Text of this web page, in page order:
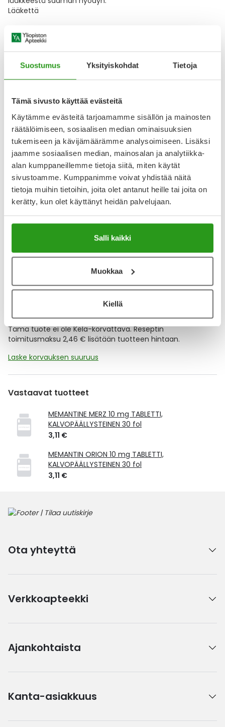
Suostumus Yksityiskohdat Tietoja
Tämä sivusto käyttää evästeitä
Käytämme evästeitä tarjoamamme sisällön ja mainosten
räätälöimiseen, sosiaalisen median ominaisuuksien
tukemiseen ja kävijämäärämme analysoimiseen. Lisäksi
jaamme sosiaalisen median, mainosalan ja analytiikka-
alan kumppaneillemme tietoja siitä, miten käytät
sivustoamme. Kumppanimme voivat yhdistää näitä
tietoja muihin tietoihin, joita olet antanut heille tai joita on
kerätty, kun olet käyttänyt heidän palvelujaan.
Salli kaikki
Muokkaa
Kiellä
Lääkettä
Lääkkeillä ja reseptillä ostetuilla tuotteilla ei ole
Varaa reseptilääke apteekkiin, maksa apteekissa
Katso kaikki MARBODIN-tuotteet
YA-muistuttaja
Muistuttajan avulla pidät huolen, että tilaat tarvitsemasi
tuotteet ajoissa, eivätkä ne lopu kesken.
Lisää tuote muistuttajaan
Lue lisää muistuttajasta
Kela-korvattavuus ja reseptin toimitusmaksu
Tämä tuote ei ole Kela-korvattava. Reseptin
toimitusmaksu 2,46 € lisätään tuotteen hintaan.
Laske korvauksen suuruus
Vastaavat tuotteet
MEMANTINE MERZ 10 mg TABLETTI,
KALVOPÄÄLLYSTEINEN 30 fol
3,11 €
MEMANTIN ORION 10 mg TABLETTI,
KALVOPÄÄLLYSTEINEN 30 fol
3,11 €
Ota yhteyttä
Verkkoapteekki
Ajankohtaista
Kanta-asiakkuus